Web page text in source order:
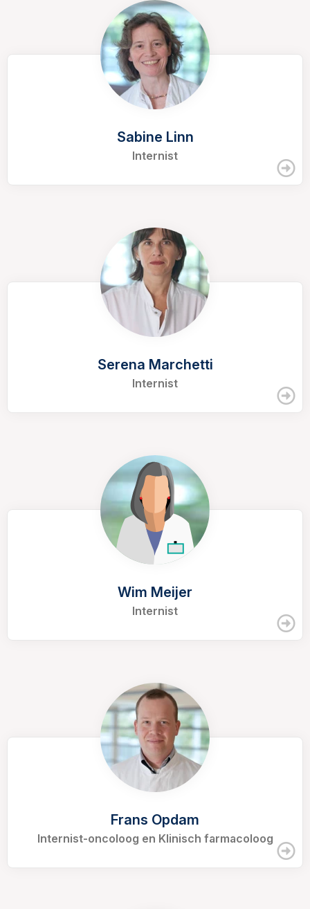
Sabine Linn
Internist
Serena Marchetti
Internist
Wim Meijer
Internist
Frans Opdam
Internist-oncoloog en Klinisch farmacoloog